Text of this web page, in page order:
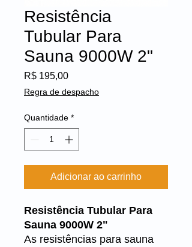
Resistência
Tubular Para
Sauna 9000W 2"
R$ 195,00Preço
Regra de despacho
Quantidade *
Adicionar ao carrinho
Resistência Tubular Para
Sauna 9000W 2"
As resistências para sauna